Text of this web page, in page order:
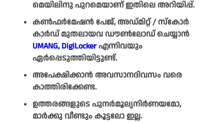
മെയിലിനു പുറമെയാണ് ഇതിലെ അറിയിപ്പ്.
കൺഫർമേഷൻ പേജ്, അഡ്മിറ്റ് / സ്കോർ
കാർഡ് മുതലായവ ഡൗൺലോഡ് ചെയ്യാൻ
UMANG, DigiLockerഎന്നിവയും
ഏർപ്പെടുത്തിയിട്ടുണ്ട്.
അപേക്ഷിക്കാൻ അവസാനദിവസം വരെ
കാത്തിരിക്കേണ്ട.
ഉത്തരങ്ങളുടെ പുനർമൂല്യനിർണയമോ,
മാർക്കു വീണ്ടും കൂട്ടലോ ഇല്ല.